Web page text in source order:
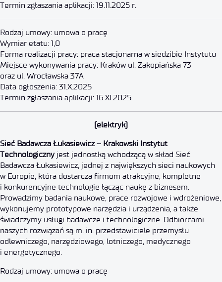
Termin zgłaszania aplikacji: 19.11.2025 r.
Starszy Specjalista ds. IT
31 października 2025
Rodzaj umowy: umowa o pracę
Wymiar etatu: 1,0
Forma realizacji pracy: praca stacjonarna w siedzibie Instytutu
Miejsce wykonywania pracy: Kraków ul. Zakopiańska 73
oraz ul. Wrocławska 37A
Data ogłoszenia: 31.X.2025
Termin zgłaszania aplikacji: 16.XI.2025
Specjalista ds. Administracji
29 października 2025
(elektryk)
Sieć Badawcza Łukasiewicz – Krakowski Instytut
Technologiczny jest jednostką wchodzącą w skład Sieć
Badawcza Łukasiewicz, jednej z największych sieci naukowych
w Europie, która dostarcza firmom atrakcyjne, kompletne
i konkurencyjne technologie łącząc naukę z biznesem.
Prowadzimy badania naukowe, prace rozwojowe i wdrożeniowe,
wykonujemy prototypowe narzędzia i urządzenia, a także
świadczymy usługi badawcze i technologiczne. Odbiorcami
naszych rozwiązań są m. in. przedstawiciele przemysłu
odlewniczego, narzędziowego, lotniczego, medycznego
i energetycznego.
Rodzaj umowy: umowa o pracę